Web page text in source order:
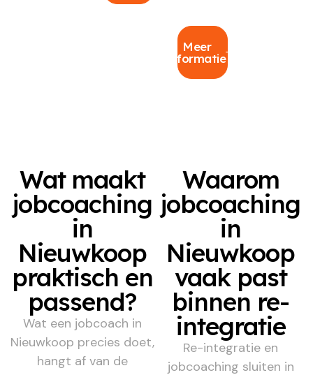
Meer
informatie
Wat maakt
jobcoaching
in
Nieuwkoop
praktisch en
passend?
Wat een jobcoach in
Nieuwkoop precies doet,
hangt af van de
Waarom
jobcoaching
in
Nieuwkoop
vaak past
binnen re-
integratie
Re-integratie en
jobcoaching sluiten in